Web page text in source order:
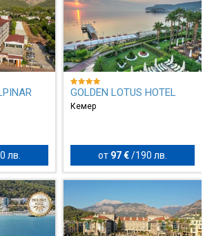
лв.
GOLDEN LOTUS HOTEL
Кемер
от 97 €/ 190 лв.